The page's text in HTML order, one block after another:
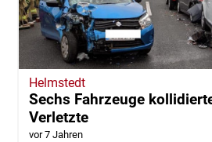
Helmstedt
Sechs Fahrzeuge
Verletzte
vor 7 Jahren